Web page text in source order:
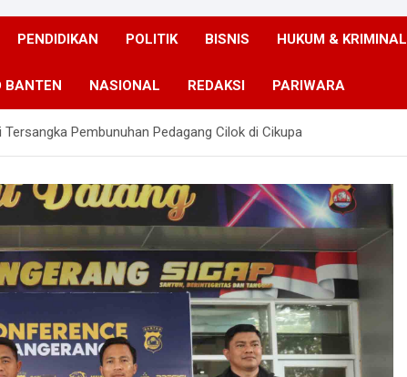
PENDIDIKAN POLITIK BISNIS HUKUM & KRIMINAL
BANTEN NASIONAL REDAKSI PARIWARA
Pembunuhan Pedagang Cilok di Cikupa